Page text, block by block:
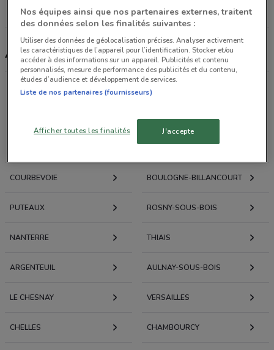
Tous les magasins Aubert
Aubert, promotions et magasins
COURBEVOIE BOULOGNE-BILLANCOURT
PUTEAUX ROSNY-SOUS-BOIS
NANTERRE THIAIS
ARGENTEUIL AULNAY-SOUS-BOIS
LE CHESNAY VERSAILLES
CHELLES CHAMBOURCY
Nos équipes ainsi que nos partenaires externes, traitent
des données selon les finalités suivantes :
Utiliser des données de géolocalisation précises. Analyser activement
les caractéristiques de l’appareil pour l’identification. Stocker et/ou
accéder à des informations sur un appareil. Publicités et contenu
personnalisés, mesure de performance des publicités et du contenu,
études d’audience et développement de services.
Liste de nos partenaires (fournisseurs)
Afficher toutes les finalités J'accepte